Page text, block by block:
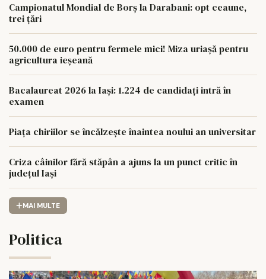
Campionatul Mondial de Borș la Darabani: opt ceaune,
trei țări
50.000 de euro pentru fermele mici! Miza uriașă pentru
agricultura ieșeană
Bacalaureat 2026 la Iași: 1.224 de candidați intră în
examen
Piața chiriilor se încălzește înaintea noului an universitar
Criza câinilor fără stăpân a ajuns la un punct critic în
județul Iași
MAI MULTE
Politica